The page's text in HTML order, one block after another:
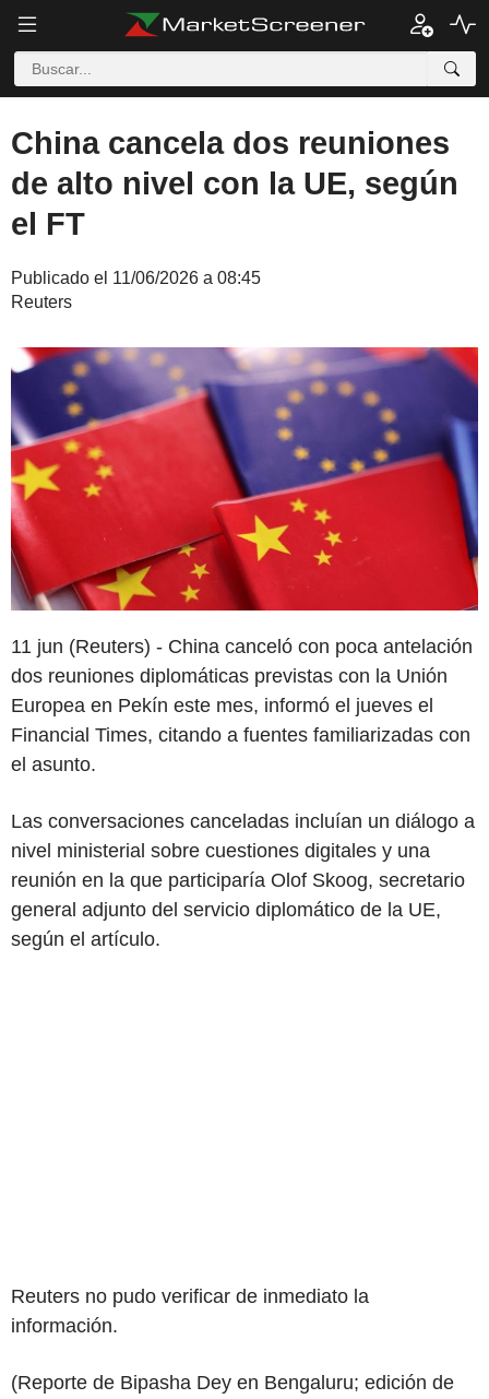
China cancela dos reuniones
de alto nivel con la UE, según
el FT
Publicado el 11/06/2026 a 08:45
Reuters
11 jun (Reuters) - China canceló con poca antelación
dos reuniones diplomáticas previstas con la Unión
Europea en Pekín este mes, informó el jueves el
Financial Times, citando a fuentes familiarizadas con
el asunto.
Las conversaciones canceladas incluían un diálogo a
nivel ministerial sobre cuestiones digitales y una
reunión en la que participaría Olof Skoog, secretario
general adjunto del servicio diplomático de la UE,
según el artículo.
Reuters no pudo verificar de inmediato la
información.
(Reporte de Bipasha Dey en Bengaluru; edición de